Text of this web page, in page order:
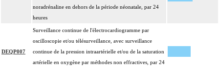
noradrénaline en dehors de la période néonatale, par 24
heures
DEQP007
Surveillance continue de l'électrocardiogramme par
oscilloscopie et/ou télésurveillance, avec surveillance
continue de la pression intraartérielle et/ou de la saturation
artérielle en oxygène par méthodes non effractives, par 24